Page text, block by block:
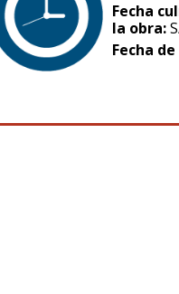
Fecha
la obra:
Fecha